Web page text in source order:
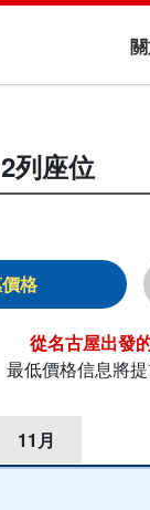
2列座位
名古屋
最低價格信息將提
11月